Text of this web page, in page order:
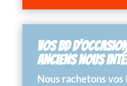
VOS BD
ANCIENS NOUS
Nous rachetons